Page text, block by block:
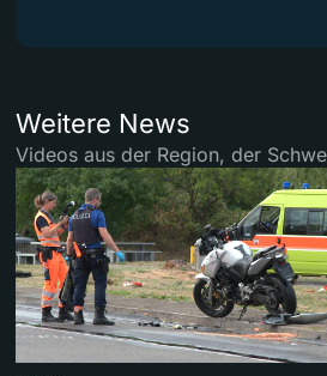
Weitere News
Videos aus der Region, der